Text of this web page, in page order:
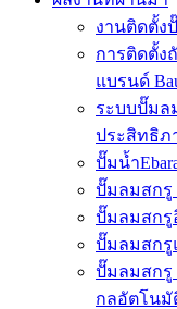
งานติดตั้ง
การติดตั้งถั
แบรนด์
ระบบปั๊มลม
ประสิทธิภ
ปั๊มน้ำ
ปั๊มลมสกรู
ปั๊มลมสกรู
ปั๊มลมสกรู
ปั๊มลมสกรู
กลอัตโนมั